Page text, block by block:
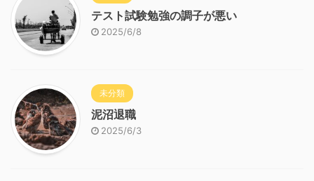
テスト試験勉強の調子が悪い
2025/6/8
未分類
泥沼退職
2025/6/3